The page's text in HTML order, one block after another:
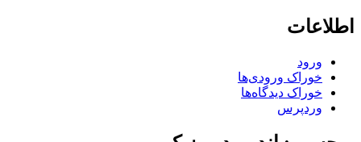
اطلاعات
ورود
خوراک ورودی‌ها
خوراک دیدگاه‌ها
وردپرس